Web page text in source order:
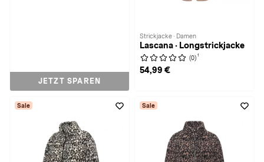
JETZT SPAREN
Strickjacke · Damen
Lascana · Longstrickjacke
(0) 1
54,99 €
Sale Sale